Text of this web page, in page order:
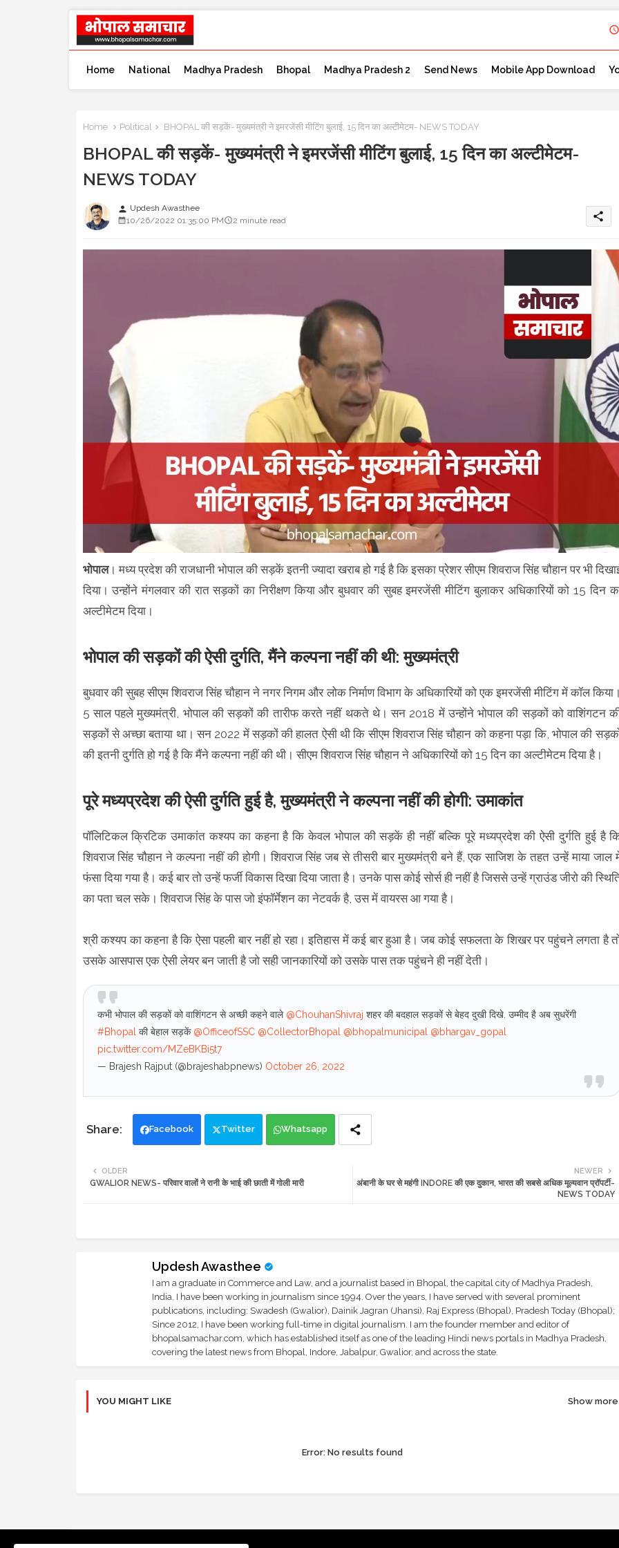
Home National Madhya Pradesh Bhopal Madhya Pradesh 2 Send News Mobile App Download
Home Political BHOPAL की सड़कें- मुख्यमंत्री ने इमरजेंसी मीटिंग बुलाई, 15 दिन का अल्टीमेटम- NEWS TODAY
BHOPAL की सड़कें- मुख्यमंत्री ने इमरजेंसी मीटिंग बुलाई, 15 दिन का अल्टीमेटम-
NEWS TODAY
person Updesh Awasthee
10/26/2022 01:35:00 PM
2 minute read share
भोपाल। मध्य प्रदेश की राजधानी भोपाल की सड़कें इतनी ज्यादा खराब हो गई है कि इसका प्रेशर सीएम शिवराज सिंह चौहान पर भी
दिया। उन्होंने मंगलवार की रात सड़कों का निरीक्षण किया और बुधवार की सुबह इमरजेंसी मीटिंग बुलाकर अधिकारियों को 15 दिन
अल्टीमेटम दिया।
भोपाल की सड़कों की ऐसी दुर्गति, मैंने कल्पना नहीं की थी: मुख्यमंत्री
बुधवार की सुबह सीएम शिवराज सिंह चौहान ने नगर निगम और लोक निर्माण विभाग के अधिकारियों को एक इमरजेंसी मीटिंग में कॉल
5 साल पहले मुख्यमंत्री, भोपाल की सड़कों की तारीफ करते नहीं थकते थे। सन 2018 में उन्होंने भोपाल की सड़कों को वाशिंगटन
सड़कों से अच्छा बताया था। सन 2022 में सड़कों की हालत ऐसी थी कि सीएम शिवराज सिंह चौहान को कहना पड़ा कि, भोपाल की
की इतनी दुर्गति हो गई है कि मैंने कल्पना नहीं की थी। सीएम शिवराज सिंह चौहान ने अधिकारियों को 15 दिन का अल्टीमेटम दिया है।
पूरे मध्यप्रदेश की ऐसी दुर्गति हुई है, मुख्यमंत्री ने कल्पना नहीं की होगी: उमाकांत
पॉलिटिकल क्रिटिक उमाकांत कश्यप का कहना है कि केवल भोपाल की सड़कें ही नहीं बल्कि पूरे मध्यप्रदेश की ऐसी दुर्गति हुई है
शिवराज सिंह चौहान ने कल्पना नहीं की होगी। शिवराज सिंह जब से तीसरी बार मुख्यमंत्री बने हैं, एक साजिश के तहत उन्हें माया जाल
फंसा दिया गया है। कई बार तो उन्हें फर्जी विकास दिखा दिया जाता है। उनके पास कोई सोर्स ही नहीं है जिससे उन्हें ग्राउंड जीरो की
का पता चल सके। शिवराज सिंह के पास जो इंफॉर्मेशन का नेटवर्क है, उस में वायरस आ गया है।
श्री कश्यप का कहना है कि ऐसा पहली बार नहीं हो रहा। इतिहास में कई बार हुआ है। जब कोई सफलता के शिखर पर पहुंचने लगता है
उसके आसपास एक ऐसी लेयर बन जाती है जो सही जानकारियों को उसके पास तक पहुंचने ही नहीं देती।
कभी भोपाल की सड़कों को वाशिंगटन से अच्छी कहने वाले @ChouhanShivraj शहर की बदहाल सड़कों से बेहद दुखी दिखे. उम्मीद है अब सुधरेंगी
#Bhopal की बेहाल सड़कें @OfficeofSSC @CollectorBhopal @bhopalmunicipal
@bhargav_gopal
pic.twitter.com/MZeBKBi5t7
— Brajesh Rajput (@brajeshabpnews) October 26, 2022
Facebook Twitter Whatsapp
NEWER
अंबानी के घर से महंगी INDORE की एक दुकान, भारत की सबसे अधिक मूल्यवान प्रॉपर्टी-
NEWS TODAY
OLDER
GWALIOR NEWS- परिवार वालों ने रानी के भाई की छाती में गोली मारी
Updesh Awasthee
I am a graduate in Commerce and Law, and a journalist based in Bhopal, the capital city of Madhya Pradesh,
India. I have been working in journalism since 1994. Over the years, I have served with several prominent
publications, including: Swadesh (Gwalior), Dainik Jagran (Jhansi), Raj Express (Bhopal), Pradesh Today (Bhopal);
Since 2012, I have been working full-time in digital journalism. I am the founder member and editor of
bhopalsamachar.com, which has established itself as one of the leading Hindi news portals in Madhya Pradesh,
covering the latest news from Bhopal, Indore, Jabalpur, Gwalior, and across the state.
YOU MIGHT LIKE Show more
Error:No results found